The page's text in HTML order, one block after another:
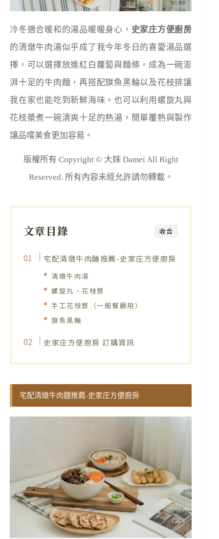
冷冬適合暖和的湯品暖暖身心， 史家庄方便廚房
的清燉牛肉湯似乎成了我今年冬日的喜愛湯品選
擇，可以選擇放進紅白蘿蔔與麵條，成為一碗澎
湃十足的牛肉麵，再搭配旗魚黑輪以及花枝排讓
我在家也能吃到新鮮海味。也可以利用螺旋丸與
花枝漿煮一碗清爽十足的熱湯，簡單覆熱與製作
讓品嚐美食更加容易。
版權所有 Copyright © 大妹 Damei All Right
Reserved. 所有內容未經允許請勿轉載。
收合
文章目錄
宅配清燉牛肉麵推薦-史家庄方便廚房
清燉牛肉湯
螺旋丸、花枝漿
手工花枝漿（一般餐廳用）
旗魚黑輪
史家庄方便廚房 訂購資訊
宅配清燉牛肉麵推薦-史家庄方便廚房